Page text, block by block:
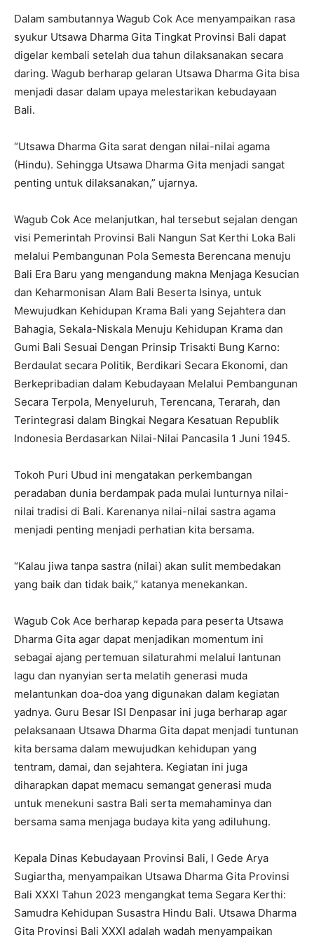
Dalam sambutannya Wagub Cok Ace menyampaikan rasa
syukur Utsawa Dharma Gita Tingkat Provinsi Bali dapat
digelar kembali setelah dua tahun dilaksanakan secara
daring. Wagub berharap gelaran Utsawa Dharma Gita bisa
menjadi dasar dalam upaya melestarikan kebudayaan
Bali.
“Utsawa Dharma Gita sarat dengan nilai-nilai agama
(Hindu). Sehingga Utsawa Dharma Gita menjadi sangat
penting untuk dilaksanakan,” ujarnya.
Wagub Cok Ace melanjutkan, hal tersebut sejalan dengan
visi Pemerintah Provinsi Bali Nangun Sat Kerthi Loka Bali
melalui Pembangunan Pola Semesta Berencana menuju
Bali Era Baru yang mengandung makna Menjaga Kesucian
dan Keharmonisan Alam Bali Beserta Isinya, untuk
Mewujudkan Kehidupan Krama Bali yang Sejahtera dan
Bahagia, Sekala-Niskala Menuju Kehidupan Krama dan
Gumi Bali Sesuai Dengan Prinsip Trisakti Bung Karno:
Berdaulat secara Politik, Berdikari Secara Ekonomi, dan
Berkepribadian dalam Kebudayaan Melalui Pembangunan
Secara Terpola, Menyeluruh, Terencana, Terarah, dan
Terintegrasi dalam Bingkai Negara Kesatuan Republik
Indonesia Berdasarkan Nilai-Nilai Pancasila 1 Juni 1945.
Tokoh Puri Ubud ini mengatakan perkembangan
peradaban dunia berdampak pada mulai lunturnya nilai-
nilai tradisi di Bali. Karenanya nilai-nilai sastra agama
menjadi penting menjadi perhatian kita bersama.
“Kalau jiwa tanpa sastra (nilai) akan sulit membedakan
yang baik dan tidak baik,” katanya menekankan.
Wagub Cok Ace berharap kepada para peserta Utsawa
Dharma Gita agar dapat menjadikan momentum ini
sebagai ajang pertemuan silaturahmi melalui lantunan
lagu dan nyanyian serta melatih generasi muda
melantunkan doa-doa yang digunakan dalam kegiatan
yadnya. Guru Besar ISI Denpasar ini juga berharap agar
pelaksanaan Utsawa Dharma Gita dapat menjadi tuntunan
kita bersama dalam mewujudkan kehidupan yang
tentram, damai, dan sejahtera. Kegiatan ini juga
diharapkan dapat memacu semangat generasi muda
untuk menekuni sastra Bali serta memahaminya dan
bersama sama menjaga budaya kita yang adiluhung.
Kepala Dinas Kebudayaan Provinsi Bali, I Gede Arya
Sugiartha, menyampaikan Utsawa Dharma Gita Provinsi
Bali XXXI Tahun 2023 mengangkat tema Segara Kerthi:
Samudra Kehidupan Susastra Hindu Bali. Utsawa Dharma
Gita Provinsi Bali XXXI adalah wadah menyampaikan